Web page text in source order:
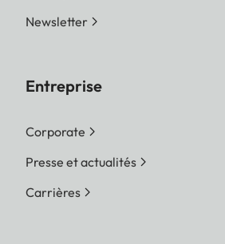
Newsletter
Entreprise
Corporate
Presse et actualités
Carrières